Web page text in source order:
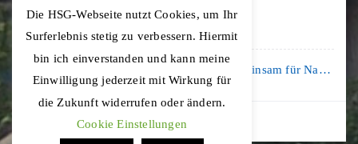
Freiburg-Exkursion des Geschichte LK
Kooperation mit der KLIMA ARENA: Gemeinsam für Nachhaltigkeit und Klimaschutz
16. Juli 2026
Die HSG-Webseite nutzt Cookies, um Ihr
Surferlebnis stetig zu verbessern. Hiermit
bin ich einverstanden und kann meine
Einwilligung jederzeit mit Wirkung für
die Zukunft widerrufen oder ändern.
Cookie Einstellungen